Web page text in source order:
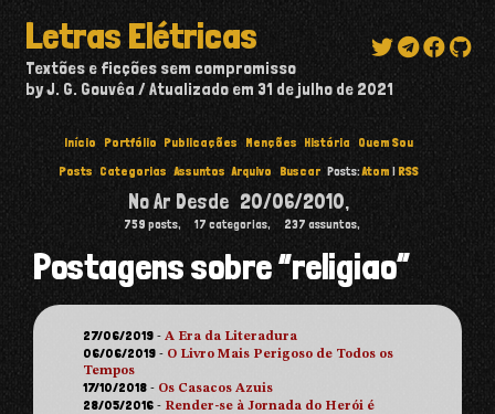
Letras Elétricas
Textões e ficções sem compromisso
by J. G. Gouvêa
Atualizado em31 de julho de 2021
Início Portfólio Publicações Menções História
Quem Sou
Posts Categorias Assuntos Arquivo Buscar Posts:Atom | RSS
No Ar Desde 20/06/2010,
759 posts, 17 categorias, 237 assuntos,
Postagens sobre “religiao”
27/06/2019 -A Era da Literadura
06/06/2019 - O Livro Mais Perigoso de Todos os
Tempos
17/10/2018 - Os Casacos Azuis
28/05/2016 - Render-se à Jornada do Herói é